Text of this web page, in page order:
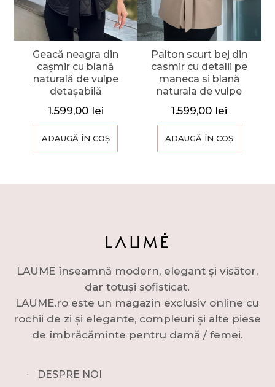
Geacă neagra din
cașmir cu blană
naturală de vulpe
detașabilă
1.599,00 lei
ADAUGĂ ÎN COȘ
Palton scurt bej din
casmir cu detalii pe
maneca si blană
naturala de vulpe
1.599,00 lei
ADAUGĂ ÎN COȘ
LAUME înseamnă modern, elegant și visător,
dar totuși sofisticat.
LAUME.ro este un magazin exclusiv online cu
rochii de zi și elegante, compleuri și alte piese
de îmbrăcăminte pentru damă / femei.
∙ DESPRE NOI